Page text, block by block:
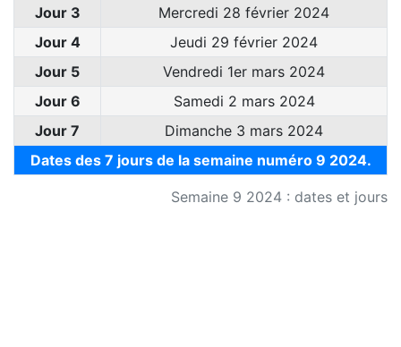
Semaine 9 2024 : dates et jours
Jour 3
Mercredi 28 février 2024
Jour 4
Jeudi 29 février 2024
Jour 5
Vendredi 1er mars 2024
Jour 6
Samedi 2 mars 2024
Jour 7
Dimanche 3 mars 2024
Dates des 7 jours de la semaine numéro 9 2024.